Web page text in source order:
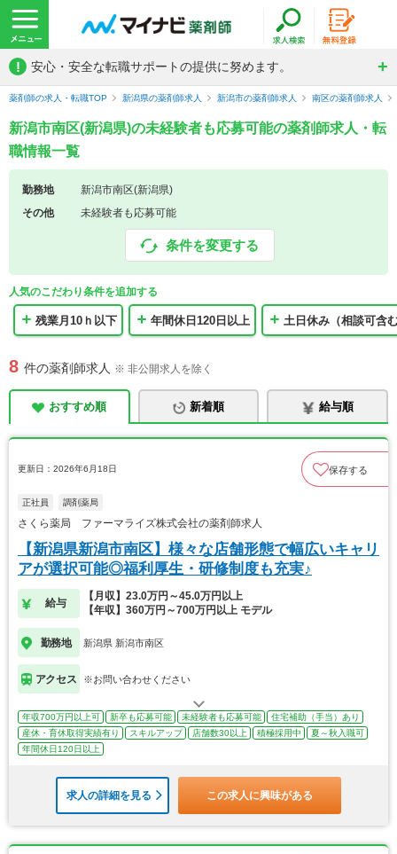
! 安心・安全な転職サポートの提供に努めます。
薬剤師の求人・転職TOP 新潟県の薬剤師求人 新潟市の薬剤師求人 南区の薬剤師求人
新潟市南区(新潟県)の未経験者も応募可能の薬剤師求人・転
職情報一覧
勤務地
新潟市南区(新潟県)
その他
未経験者も応募可能
条件を変更する
人気のこだわり条件を追加する
残業月10ｈ以下 年間休日120日以上 土日休み（相談可含
8 件の薬剤師求人 ※ 非公開求人を除く
おすすめ順 新着順 給与順
更新日：2026年6月18日 保存する
正社員 調剤薬局
さくら薬局 ファーマライズ株式会社の薬剤師求人
【新潟県新潟市南区】様々な店舗形態で幅広いキャリ
アが選択可能◎福利厚生・研修制度も充実♪
給与
【月収】23.0万円～45.0万円以上
【年収】360万円～700万円以上 モデル
勤務地 新潟県 新潟市南区
アクセス ※お問い合わせください
年収700万円以上可 新卒も応募可能 未経験者も応募可能
住宅補助（手当）あり
産休・育休取得実績有り
スキルアップ 店舗数30以上 積極採用中
夏～秋入職可
年間休日120日以上
求人の詳細を見る この求人に興味がある